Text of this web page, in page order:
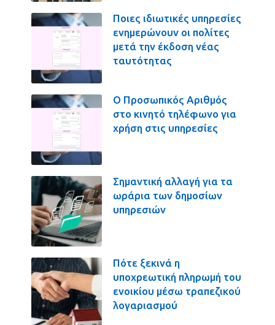
Ποιες ιδιωτικές υπηρεσίες
ενημερώνουν οι πολίτες
μετά την έκδοση νέας
ταυτότητας
Ο Προσωπικός Αριθμός
στο κινητό τηλέφωνο για
χρήση στις υπηρεσίες
Σημαντική αλλαγή για τα
ωράρια των δημοσίων
υπηρεσιών
Πότε ξεκινά η
υποχρεωτική πληρωμή του
ενοικίου μέσω τραπεζικού
λογαριασμού